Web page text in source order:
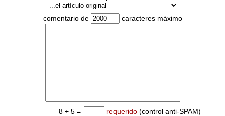
comentario de caracteres máximo
8 + 5 = requerido (control anti-SPAM)